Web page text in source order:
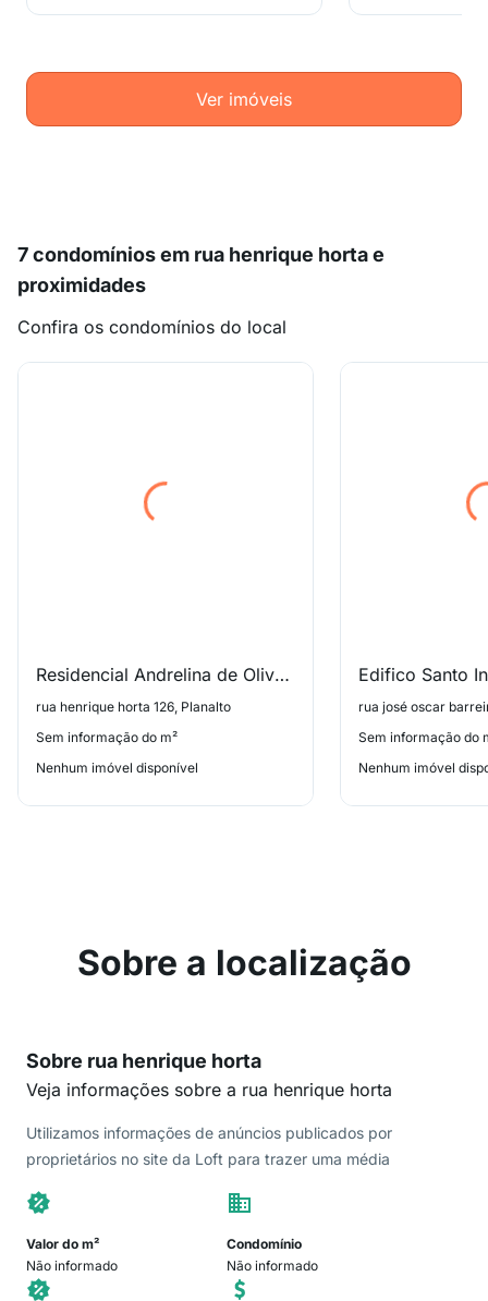
Ver imóveis
7 condomínios em rua henrique horta e
proximidades
Confira os condomínios do local
Residencial Andrelina de Oliveira
rua henrique horta 126, Planalto
Sem informação do m²
Nenhum imóvel disponível
Edifico Santo
rua josé oscar
Sem informação do
Nenhum imóvel
Sobre a localização
Sobre rua henrique horta
Veja informações sobre a rua henrique horta
Utilizamos informações de anúncios publicados por
proprietários no site da Loft para trazer uma média
Valor do m²
Não informado
Condomínio
Não informado